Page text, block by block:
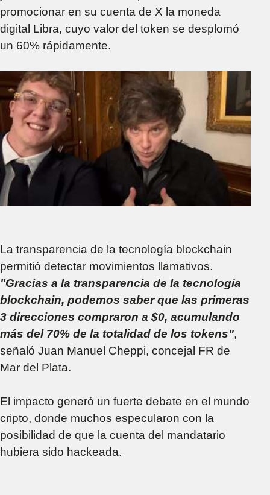
promocionar en su cuenta de X la moneda
digital Libra, cuyo valor del token se desplomó
un 60% rápidamente.
La transparencia de la tecnología blockchain
permitió detectar movimientos llamativos.
"Gracias a la transparencia de la tecnología
blockchain, podemos saber que las primeras
3 direcciones compraron a $0, acumulando
más del 70% de la totalidad de los tokens",
señaló Juan Manuel Cheppi, concejal FR de
Mar del Plata.
El impacto generó un fuerte debate en el mundo
cripto, donde muchos especularon con la
posibilidad de que la cuenta del mandatario
hubiera sido hackeada.